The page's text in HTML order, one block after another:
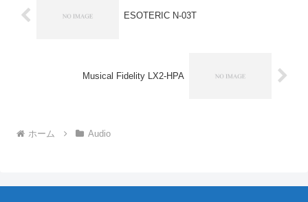
ESOTERIC N-03T
Musical Fidelity LX2-HPA
ホーム Audio